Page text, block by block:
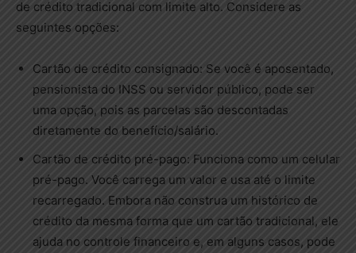
de crédito tradicional com limite alto. Considere as
seguintes opções:
Cartão de crédito consignado: Se você é aposentado,
pensionista do INSS ou servidor público, pode ser
uma opção, pois as parcelas são descontadas
diretamente do benefício/salário.
Cartão de crédito pré-pago: Funciona como um celular
pré-pago. Você carrega um valor e usa até o limite
recarregado. Embora não construa um histórico de
crédito da mesma forma que um cartão tradicional, ele
ajuda no controle financeiro e, em alguns casos, pode